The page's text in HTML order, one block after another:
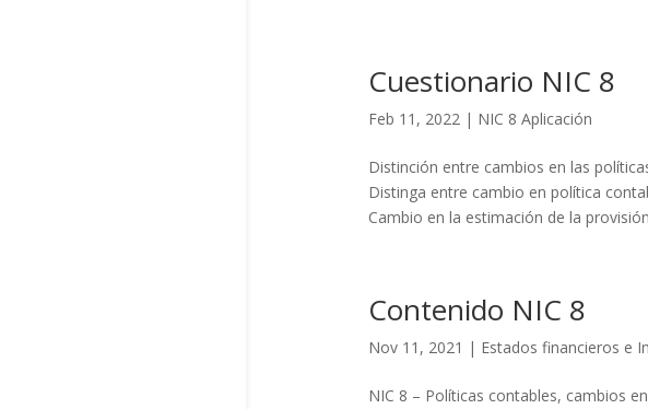
Cuestionario NIC 8
Feb 11, 2022| NIC 8 Aplicación
Distinción entre cambios en las
Distinga entre cambio en política
Cambio en la estimación de la
Contenido NIC 8
Nov 11, 2021 | Estados financieros e
NIC 8 – Políticas contables, cambios